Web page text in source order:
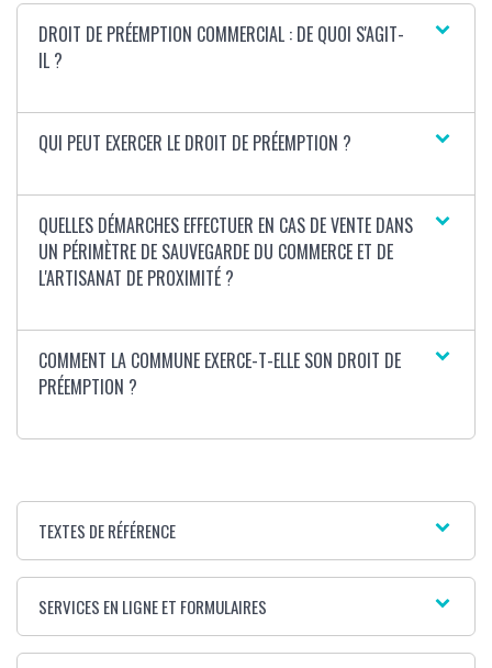
DROIT DE PRÉEMPTION COMMERCIAL : DE QUOI S'AGIT-
IL ?
QUI PEUT EXERCER LE DROIT DE PRÉEMPTION ?
QUELLES DÉMARCHES EFFECTUER EN CAS DE VENTE DANS
UN PÉRIMÈTRE DE SAUVEGARDE DU COMMERCE ET DE
L'ARTISANAT DE PROXIMITÉ ?
COMMENT LA COMMUNE EXERCE-T-ELLE SON DROIT DE
PRÉEMPTION ?
TEXTES DE RÉFÉRENCE
SERVICES EN LIGNE ET FORMULAIRES